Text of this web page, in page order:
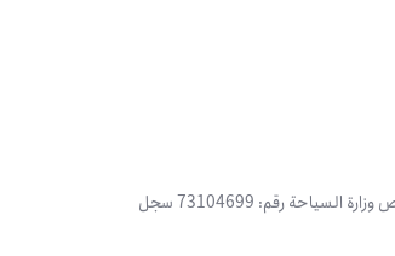
وكالة باسم بن يوسف بن عبدرب النبي الشافعي للسفر والسياحة المالكة للعلامة : سفر بوينت المسجلة في وزارة التجارة السعودية برقم :1444043463 الفئة: فئة 39. ترخيص وزارة السياحة رقم: 73104699 سجل